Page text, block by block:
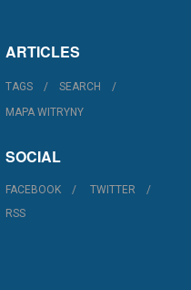
ARTICLES
TAGS
SEARCH
MAPA WITRYNY
SOCIAL
FACEBOOK
TWITTER
RSS